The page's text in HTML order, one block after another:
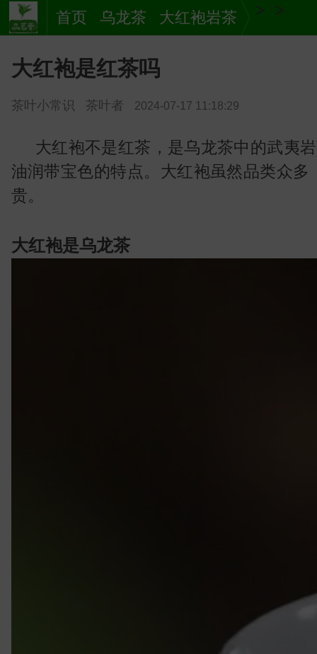
茶
首页 >
乌龙茶 >
大红袍岩茶
大红袍是红茶吗
茶叶小常识 茶叶者 2024-07-17 11:18:29
大红袍不是红茶，是乌龙茶中的武夷
油润带宝色的特点。大红袍虽然品类众
贵。
大红袍是乌龙茶